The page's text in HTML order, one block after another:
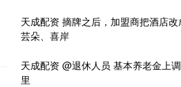
天成配资 摘牌之后，加盟商把酒店改
芸朵、喜岸
天成配资 @退休人员 基本养老金上
里